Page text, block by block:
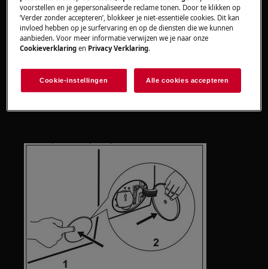
Neem contact op met onze servicedienst
voor een afspraak.
Wanneer de bovenstaande suggesties het
probleem niet hebben opgelost, adviseren wij
een bezoek van een technicus aan te vragen.
Instructie reinigen pluizenfilter
voorstellen en je gepersonaliseerde reclame tonen. Door te klikken op
‘Verder zonder accepteren’, blokkeer je niet-essentiële cookies. Dit kan
invloed hebben op je surfervaring en op de diensten die we kunnen
aanbieden. Voor meer informatie verwijzen we je naar onze
Cookieverklaring en Privacy Verklaring.
Cookie-instellingen Alle cookies accepteren